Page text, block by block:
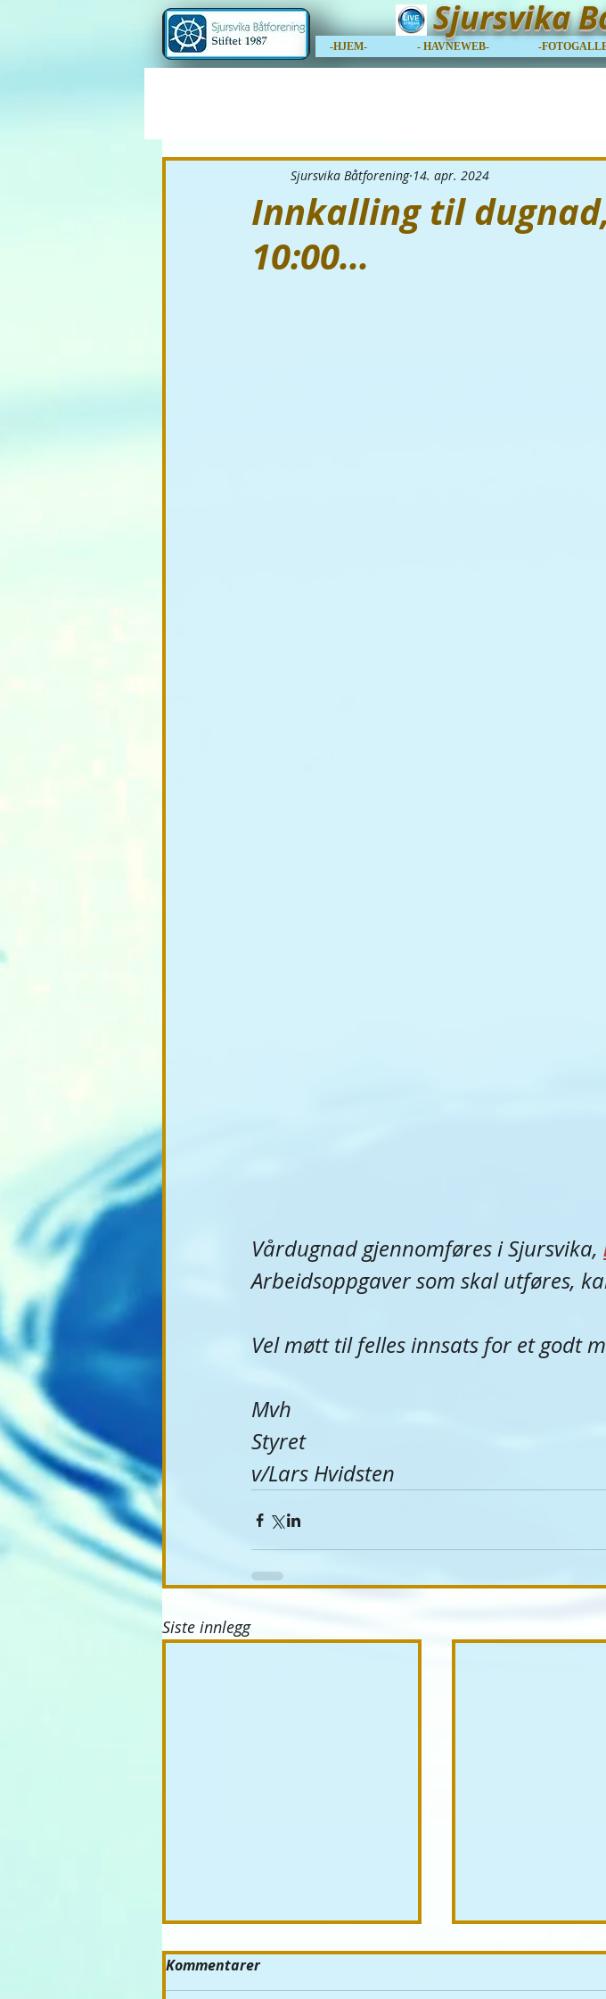
-HJEM- - HAVNEWEB- -
Innkalling til
10:00...
Sjursvika Båtforening 14. apr. 2024
Vårdugnad gjennomføres i Sjursvika,
Arbeidsoppgaver som skal utføres,
Vel møtt til felles innsats for et godt
Mvh
Styret
v/Lars Hvidsten
Siste innlegg
Kommentarer
Sjursvika